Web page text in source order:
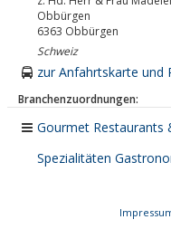
Obbürgen
6363 Obbürgen
Schweiz
zur Anfahrtskarte und
Branchenzuordnungen:
Gourmet Restaurants
Spezialitäten